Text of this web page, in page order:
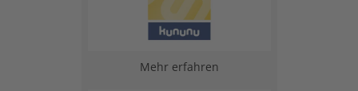
Mehr erfahren